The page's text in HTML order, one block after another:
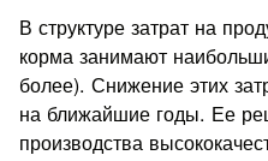
В структуре затрат на
корма за­нимают
более). Снижение этих
на ближайшие годы. Ее
производства